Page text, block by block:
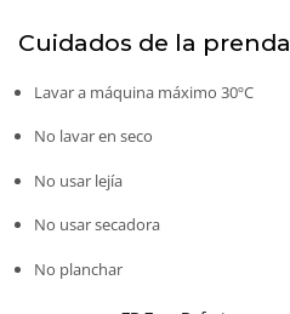
Cuidados de la prenda
Lavar a máquina máximo 30ºC
No lavar en seco
No usar lejía
No usar secadora
No planchar